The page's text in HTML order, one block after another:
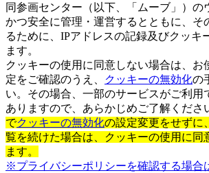
同参画センター（以下、「ムーブ」）の
かつ安全に管理・運営するとともに、そ
るために、IPアドレスの記録及びクッキ
ます。
クッキーの使用に同意しない場合は、お
定をご確認のうえ、
クッキーの無効化の
い。その場合、一部のサービスがご利用
ありますので、あらかじめご了解くださ
でクッキーの無効化の設定変更をせずに
覧を続けた場合は、クッキーの使用に同
ます。
※プライバシーポリシーを確認する場合